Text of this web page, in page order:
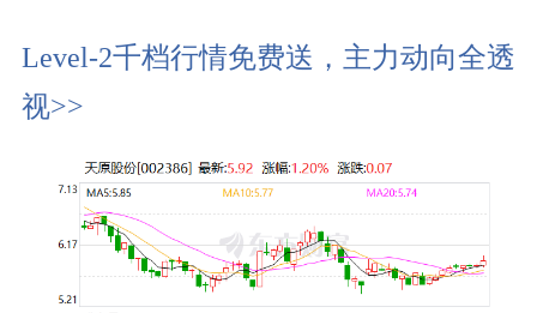
Level-2千档行情免费送，主力动向全透
视>>